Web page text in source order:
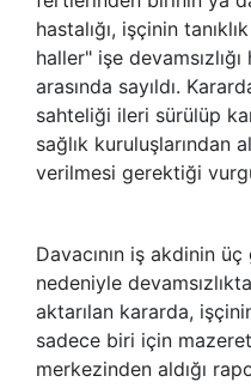
hastalığı, işçinin
haller" işe
arasında sayıldı.
sahteliği ileri sürülüp
sağlık kuruluşlarından
verilmesi gerektiği
Davacının iş akdinin
nedeniyle
aktarılan kararda,
sadece biri için
merkezinden aldığı